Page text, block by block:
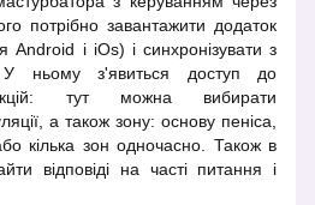
потрібно завантажити додаток
і iOs) і синхронізувати з
ньому з'явиться доступ до
тут можна вибирати
а також зону: основу пеніса,
кілька зон одночасно. Також в
відповіді на часті питання і